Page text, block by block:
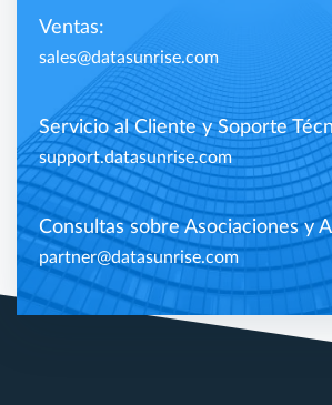
Ventas:
sales@datasunrise.com
Servicio al Cliente y Soporte
support.datasunrise.com
Consultas sobre Asociaciones y
partner@datasunrise.com